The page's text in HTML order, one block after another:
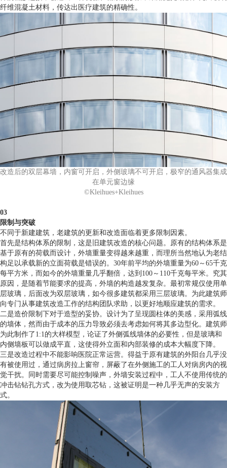
纤维混凝土材料，传达出医疗建筑的精确性。
改造后的双层幕墙，内窗可开启，外侧玻璃不可开启，极窄的通风器集成
在单元窗边缘
©Kleihues+Kleihues
03
限制与突破
不同于新建建筑，老建筑的更新和改造面临着更多限制因素。
首先是结构体系的限制，这是旧建筑改造的核心问题。原有的结构体系是
基于原有的荷载而设计，外墙重量变得越来越重，而理所当然地认为老结
构足以承载新的立面荷载是错误的。30年前平均的外墙重量为60～65千克
每平方米，而如今的外墙重量几乎翻倍，达到100～110千克每平米。究其
原因，是随着节能要求的提高，外墙的构造越发复杂。最初常规仅使用单
层玻璃，后面改为双层玻璃，如今很多建筑都采用三层玻璃。为此建筑师
向专门从事建筑改造工作的结构团队求助，以更好地顺应建筑的需求。
二是造价限制下对于造型的妥协。设计为了呈现圆柱体的美感，采用弧线
的墙体，然而由于成本的压力导致必须去考虑如何将其多边型化。建筑师
为此制作了1:1的大样模型，论证了外侧弧线墙体的必要性，但是玻璃和
内侧墙板可以做成平直，这使得外立面和内部装修的成本大幅度下降。
三是改造过程中不能影响医院正常运营。得益于原有建筑的外阳台几乎没
有被使用过，通过病房拉上窗帘，屏蔽了在外侧施工的工人对病房内的视
觉干扰。同时需要尽可能控制噪声，外墙安装过程中，工人不使用传统的
冲击钻钻孔方式，改为使用取芯钻，这被证明是一种几乎无声的安装方
式。